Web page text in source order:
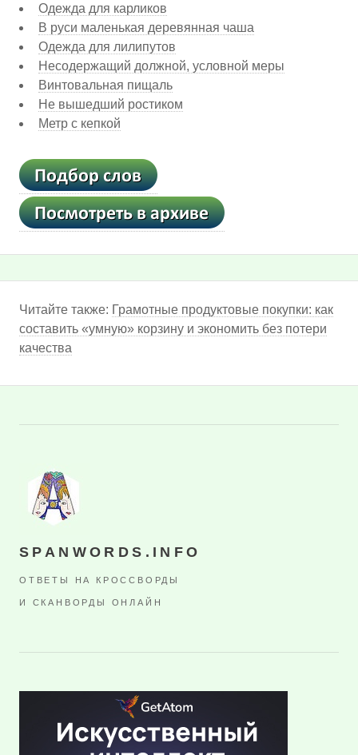
Одежда для карликов
В руси маленькая деревянная чаша
Одежда для лилипутов
Несодержащий должной, условной меры
Винтовальная пищаль
Не вышедший ростиком
Метр с кепкой
Читайте также: Грамотные продуктовые покупки: как
составить «умную» корзину и экономить без потери
качества
SPANWORDS.INFO
ОТВЕТЫ НА КРОССВОРДЫ
И СКАНВОРДЫ ОНЛАЙН